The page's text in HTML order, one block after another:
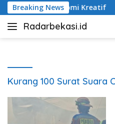
Langsung
ke
konten
Breaking News
dan Ekonomi Kreatif
Radarbekasi.id
Berita
Kurang 100 Surat Suara